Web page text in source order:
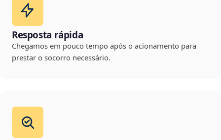
Resposta rápida
Chegamos em pouco tempo após o acionamento para
prestar o socorro necessário.